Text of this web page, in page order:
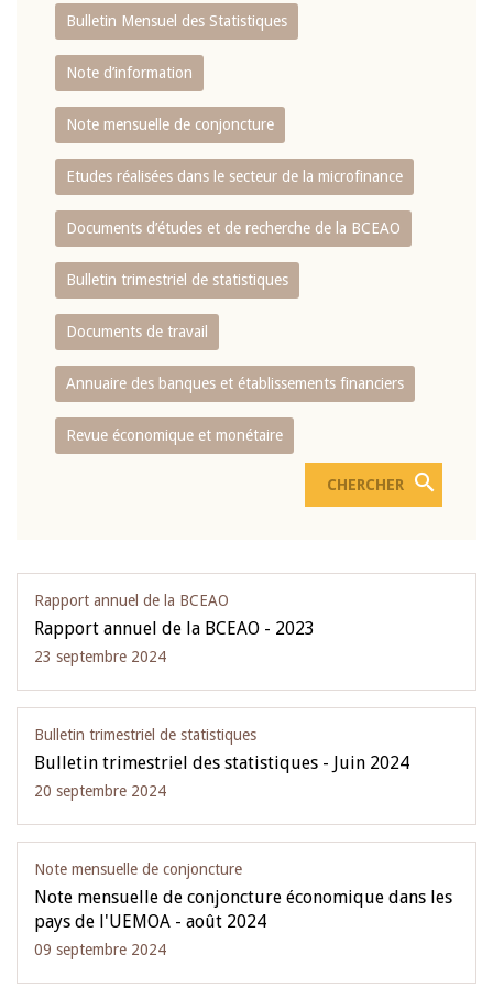
Bulletin Mensuel des Statistiques
Note d’information
Note mensuelle de conjoncture
Etudes réalisées dans le secteur de la microfinance
Documents d’études et de recherche de la BCEAO
Bulletin trimestriel de statistiques
Documents de travail
Annuaire des banques et établissements financiers
Revue économique et monétaire
Rapport annuel de la BCEAO
Rapport annuel de la BCEAO - 2023
23 septembre 2024
Bulletin trimestriel de statistiques
Bulletin trimestriel des statistiques - Juin 2024
20 septembre 2024
Note mensuelle de conjoncture
Note mensuelle de conjoncture économique dans les
pays de l'UEMOA - août 2024
09 septembre 2024